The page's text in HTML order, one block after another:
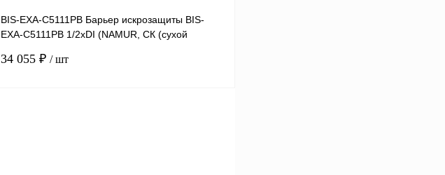
BIS-EXA-C5111PB Барьер искрозащиты BIS-
EXA-C5111PB 1/2хDI (NAMUR, СК (сухой
34 055 ₽ / шт